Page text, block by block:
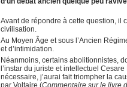
Avant de répondre à cette question, il
civilisation.
Au Moyen Âge et sous l’Ancien
et d’intimidation.
Néanmoins, certains abolitionnistes,
l’instar du juriste et intellectuel
nécessaire, j’aurai fait triompher la
par Voltaire (Commentaire sur le livre